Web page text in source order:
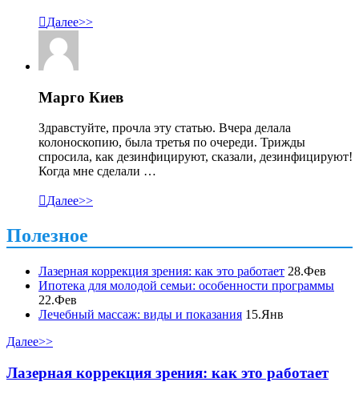
Далее>>
Марго Киев
Здравстуйте, прочла эту статью. Вчера делала
колоноскопию, была третья по очереди. Трижды
спросила, как дезинфицируют, сказали, дезинфицируют!
Когда мне сделали …
Далее>>
Полезное
Лазерная коррекция зрения: как это работает 28.Фев
Ипотека для молодой семьи: особенности программы
22.Фев
Лечебный массаж: виды и показания 15.Янв
Далее>>
Лазерная коррекция зрения: как это работает